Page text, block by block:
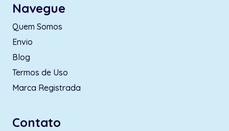
Navegue
Quem Somos
Envio
Blog
Termos de Uso
Marca Registrada
Contato